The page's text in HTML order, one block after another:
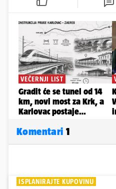
Komentari 1
ISPLANIRAJTE KUPOVINU